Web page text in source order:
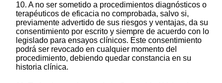
10. A no ser sometido a procedimientos diagnósticos o
terapéuticos de eficacia no comprobada, salvo si,
previamente advertido de sus riesgos y ventajas, da su
consentimiento por escrito y siempre de acuerdo con lo
legislado para ensayos clínicos. Este consentimiento
podrá ser revocado en cualquier momento del
procedimiento, debiendo quedar constancia en su
historia clínica.